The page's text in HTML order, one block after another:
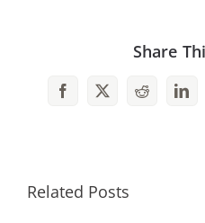
Share
Facebook
X Reddit
Related Posts